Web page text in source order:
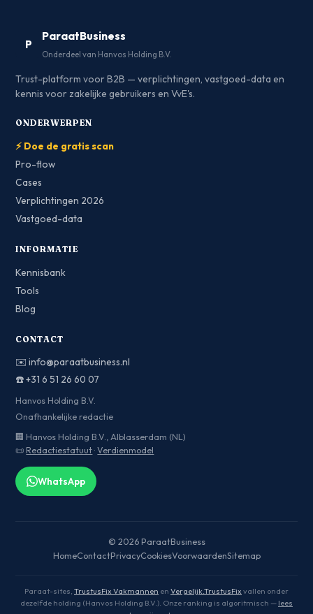
P
ParaatBusiness
Onderdeel van Hanvos Holding B.V.
Trust-platform voor B2B — verplichtingen, vastgoed-data en
kennis voor zakelijke gebruikers en VvE's.
ONDERWERPEN
⚡ Doe de gratis scan
Pro-flow
Cases
Verplichtingen 2026
Vastgoed-data
INFORMATIE
Kennisbank
Tools
Blog
CONTACT
✉️info@paraatbusiness.nl
☎️+31 6 51 26 60 07
Hanvos Holding B.V.
Onafhankelijke redactie
🏢 Hanvos Holding B.V., Alblasserdam (NL)
📜 Redactiestatuut ·Verdienmodel
WhatsApp
© 2026 ParaatBusiness
HomeContactPrivacyCookiesVoorwaardenSitemap
Paraat-sites, TrustusFix Vakmannen en Vergelijk.TrustusFix vallen onder
dezelfde holding (Hanvos Holding B.V.). Onze ranking is algoritmisch — lees